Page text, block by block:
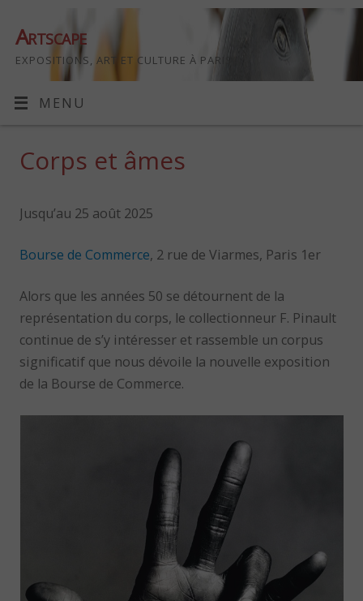
Artscape
EXPOSITIONS, ART ET CULTURE À PARIS
MENU
Corps et âmes
Jusqu’au 25 août 2025
Bourse de Commerce, 2 rue de Viarmes, Paris 1er
Alors que les années 50 se détournent de la
représentation du corps, le collectionneur F. Pinault
continue de s’y intéresser et rassemble un corpus
significatif que nous dévoile la nouvelle exposition
de la Bourse de Commerce.